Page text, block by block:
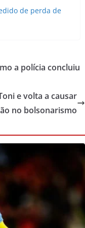
de perda de
a polícia concluiu
e volta a causar
no bolsonarismo